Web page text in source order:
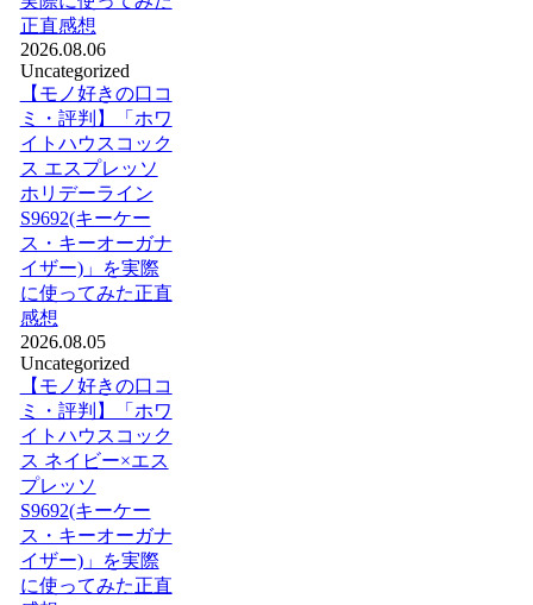
正直感想
2026.08.06
Uncategorized
【モノ好きの口コ
ミ・評判】「ホワ
イトハウスコック
ス エスプレッソ
ホリデーライン
S9692(キーケー
ス・キーオーガナ
イザー)」を実際
に使ってみた正直
感想
2026.08.05
Uncategorized
【モノ好きの口コ
ミ・評判】「ホワ
イトハウスコック
ス ネイビー×エス
プレッソ
S9692(キーケー
ス・キーオーガナ
イザー)」を実際
に使ってみた正直